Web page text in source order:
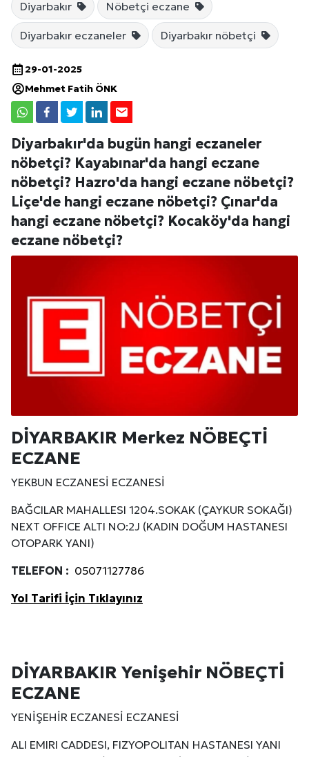
Diyarbakır Nöbetçi eczane
Diyarbakır eczaneler Diyarbakır nöbetçi
29-01-2025
Mehmet Fatih ÖNK
Diyarbakır'da bugün hangi eczaneler
nöbetçi? Kayabınar'da hangi eczane
nöbetçi? Hazro'da hangi eczane nöbetçi?
Liçe'de hangi eczane nöbetçi? Çınar'da
hangi eczane nöbetçi? Kocaköy'da hangi
eczane nöbetçi?
DİYARBAKIR Merkez NÖBEÇTİ
ECZANE
YEKBUN ECZANESİ ECZANESİ
BAĞCILAR MAHALLESI 1204.SOKAK (ÇAYKUR SOKAĞI)
NEXT OFFICE ALTI NO:2J (KADIN DOĞUM HASTANESI
OTOPARK YANI)
TELEFON : 05071127786
Yol Tarifi İçin Tıklayınız
DİYARBAKIR Yenişehir NÖBEÇTİ
ECZANE
YENİŞEHİR ECZANESİ ECZANESİ
ALI EMIRI CADDESI, FIZYOPOLITAN HASTANESI YANI